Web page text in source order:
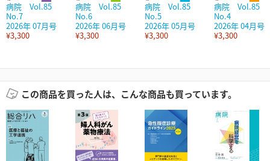
病院 Vol.85
No.7
2026年 07月号
¥3,300
病院 Vol.85
No.6
2026年 06月号
¥3,300
病院 Vol.85
No.5
2026年 05月号
¥3,300
病院 Vol.85
No.4
2026年 04月号
¥3,300
この商品を買った人は、こんな商品も買っています。